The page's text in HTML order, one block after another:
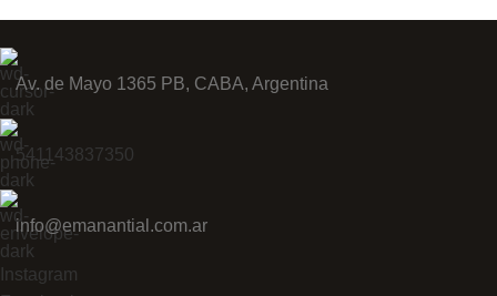
Av. de Mayo 1365 PB, CABA, Argentina
541143837350
info@emanantial.com.ar
Instagram